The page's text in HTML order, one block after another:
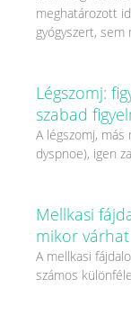
meghatározott
gyógyszert, sem
Légszomj:
szabad
A légszomj, más
dyspnoe), igen
Mellkasi
mikor várhat
A mellkasi
számos különféle